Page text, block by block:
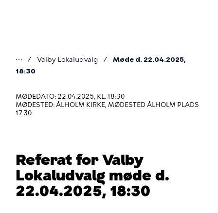
Du
her
⋯ Valby Lokaludvalg
Møde d. 22.04.2025,
18:30
MØDEDATO: 22.04.2025, KL. 18:30
MØDESTED: ÅLHOLM KIRKE, MØDESTED ÅLHOLM PLADS
17.30
Referat for Valby
Lokaludvalg møde d.
22.04.2025, 18:30